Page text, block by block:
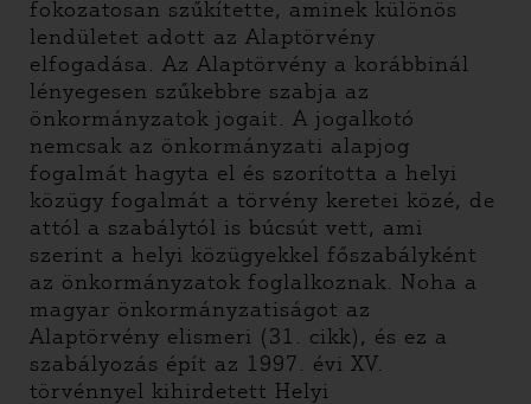
fokozatosan szűkítette, aminek különös
lendületet adott az Alaptörvény
elfogadása. Az Alaptörvény a korábbinál
lényegesen szűkebbre szabja az
önkormányzatok jogait. A jogalkotó
nemcsak az önkormányzati alapjog
fogalmát hagyta el és szorította a helyi
közügy fogalmát a törvény keretei közé, de
attól a szabálytól is búcsút vett, ami
szerint a helyi közügyekkel főszabályként
az önkormányzatok foglalkoznak. Noha a
magyar önkormányzatiságot az
Alaptörvény elismeri (31. cikk), és ez a
szabályozás épít az 1997. évi XV.
törvénnyel kihirdetett Helyi